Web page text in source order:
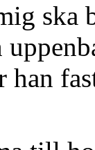
ska
han